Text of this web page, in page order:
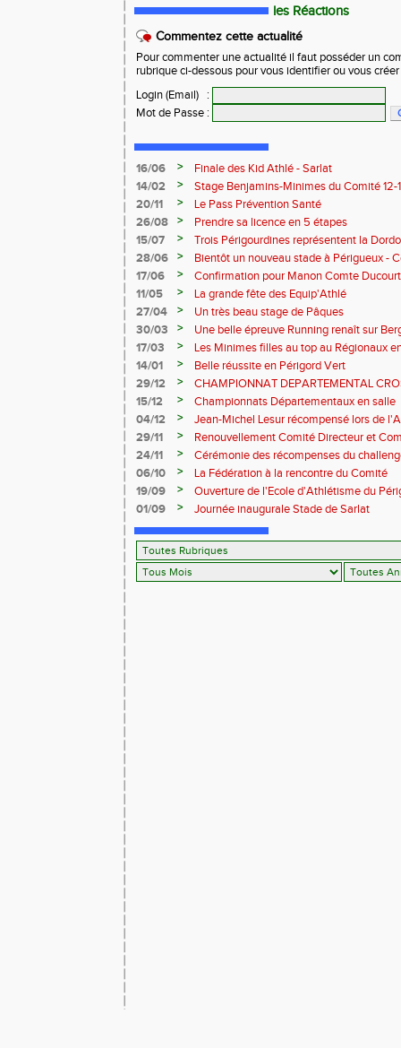
les Réactions
Commentez cette actualité
Pour commenter une actualité il faut posséder un
rubrique ci-dessous pour vous identifier ou vous
Login (Email)
:
Mot de Passe :
16/06 >
Finale des Kid Athlé - Sarlat
14/02
>
Stage Benjamins-Minimes du Comité 12-
succès.
20/11 >
Le Pass Prévention Santé
26/08
>
Prendre sa licence en 5 étapes
15/07
>
Trois Périgourdines représentent la
28/06
>
Bientôt un nouveau stade à Périgueux -
17/06
>
Confirmation pour Manon Comte Ducourt
11/05
>
La grande fête des Equip'Athlé
27/04
>
Un très beau stage de Pâques
30/03
>
Une belle épreuve Running renaît sur
17/03
>
Les Minimes filles au top au Régionaux
14/01
>
Belle réussite en Périgord Vert
29/12
>
CHAMPIONNAT DEPARTEMENTAL
2024/2025
15/12 >
Championnats Départementaux en salle
04/12
>
Jean-Michel Lesur récompensé lors de
29/11
>
Renouvellement Comité Directeur et
24/11
>
Cérémonie des récompenses du
Périgord" saison 2024
06/10 >
La Fédération à la rencontre du Comité
19/09
>
Ouverture de l'Ecole d'Athlétisme du
01/09
> Journée inaugurale Stade de Sarlat